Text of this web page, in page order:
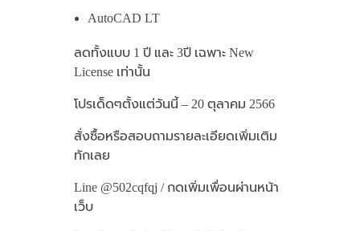
AutoCAD LT
ลดทั้งแบบ 1 ปี และ 3ปี เฉพาะ New
License เท่านั้น
โปรเด็ดๆตั้งแต่วันนี้ – 20 ตุลาคม 2566
สั่งซื้อหรือสอบถามรายละเอียดเพิ่มเติม
ทักเลย
Line @502cqfqj / กดเพิ่มเพื่อนผ่านหน้า
เว็บ